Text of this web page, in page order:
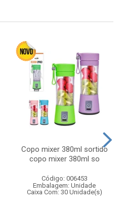
Copo mixer 380ml sortido
copo mixer 380ml so
Código: 006453
Embalagem: Unidade
Caixa Com: 30 Unidade(s)